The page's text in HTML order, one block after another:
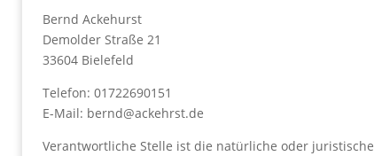
Bernd Ackehurst
Demolder Straße 21
33604 Bielefeld
Telefon: 01722690151
E-Mail: bernd@ackehrst.de
Verantwortliche Stelle ist die natürliche oder juristische